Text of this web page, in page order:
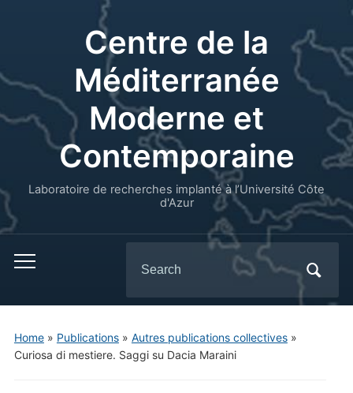
Centre de la
Méditerranée
Moderne et
Contemporaine
Laboratoire de recherches implanté à l’Université Côte
d'Azur
for:
Home» Publications» Autres publications collectives»
Curiosa di mestiere. Saggi su Dacia Maraini